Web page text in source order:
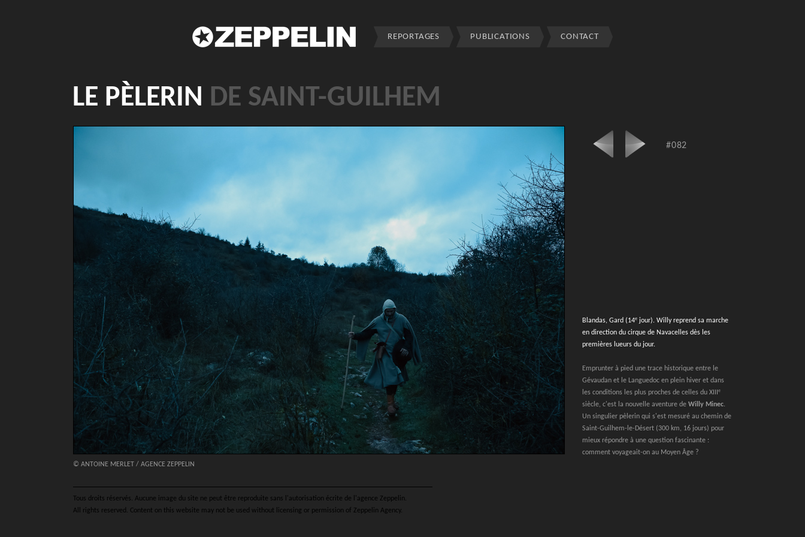
REPORTAGES PUBLICATIONS CONTACT
LE PÈLERIN DE SAINT-GUILHEM
#082
Blandas, Gard (14e jour). Willy reprend sa marche
en direction du cirque de Navacelles dès les
premières lueurs du jour.
Emprunter à pied une trace historique entre le
Gévaudan et le Languedoc en plein hiver et dans
les conditions les plus proches de celles du XIII
e
siècle, c'est la nouvelle aventure de Willy Minec.
Un singulier pèlerin qui s'est mesuré au chemin de
Saint-Guilhem-le-Désert (300 km, 16 jours) pour
mieux répondre à une question fascinante :
comment voyageait-on au Moyen Âge ?
© ANTOINE MERLET / AGENCE ZEPPELIN
Tous droits réservés. Aucune image du site ne peut être reproduite sans l'autorisation écrite de l'agence Zeppelin.
All rights reserved. Content on this website may not be used without licensing or permission of Zeppelin Agency.